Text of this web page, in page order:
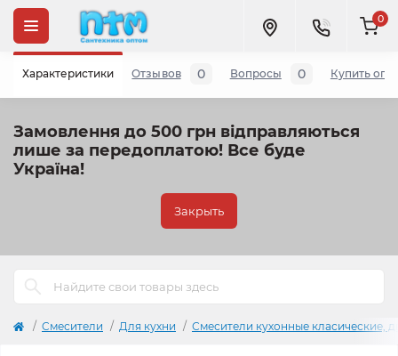
Замовлення до 500 грн відправляються
лише за передоплатою! Все буде
Україна!
Закрыть
0
Cмесители Для кухни Смесители кухонные класические,
Характеристики Отзывов 0 Вопросы 0 Купить